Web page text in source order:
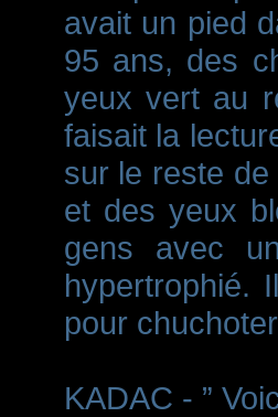
avait un pied
95 ans, des
yeux vert au
faisait la
sur le reste
et des yeux
gens avec
hypertrophié.
pour
KADAC - ”